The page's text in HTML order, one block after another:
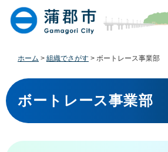
す
。
し
て
ホーム > 組織でさがす > ボートレース事業部
本
文
ボートレース事業部